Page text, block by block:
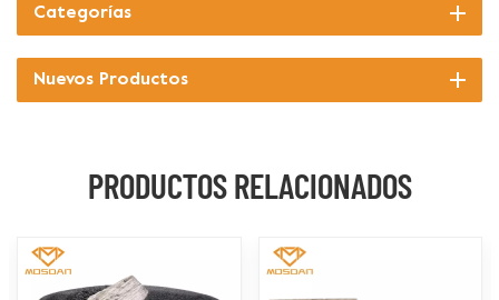
Categorías
Nuevos Productos
PRODUCTOS RELACIONADOS